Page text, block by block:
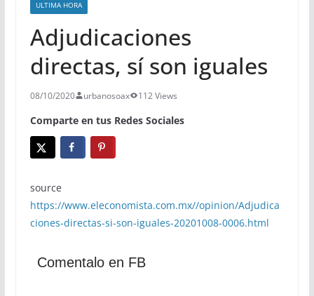
ULTIMA HORA
Adjudicaciones
directas, sí son iguales
08/10/2020 urbanosoax 112 Views
Comparte en tus Redes Sociales
source
https://www.eleconomista.com.mx//opinion/Adjudica
ciones-directas-si-son-iguales-20201008-0006.html
Comentalo en FB